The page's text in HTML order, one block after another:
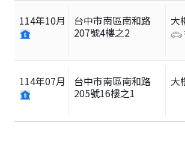
114年10月
台中市南區南和路
207號4樓之2
大
114年07月
台中市南區南和路
205號16樓之1
大